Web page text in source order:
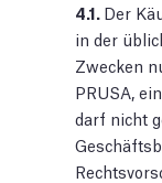
4.1. Der
in der
Zwecken
PRUSA,
darf nicht